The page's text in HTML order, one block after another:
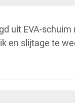
uit EVA-
en slijtage te